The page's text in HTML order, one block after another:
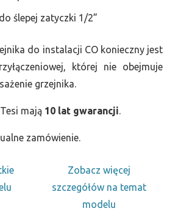
ślepej zatyczki 1/2”
do instalacji CO konieczny jest
której nie obejmuje
grzejnika.
mają 10 lat gwarancji.
zamówienie.
Zobacz więcej
szczegółów na temat
modelu